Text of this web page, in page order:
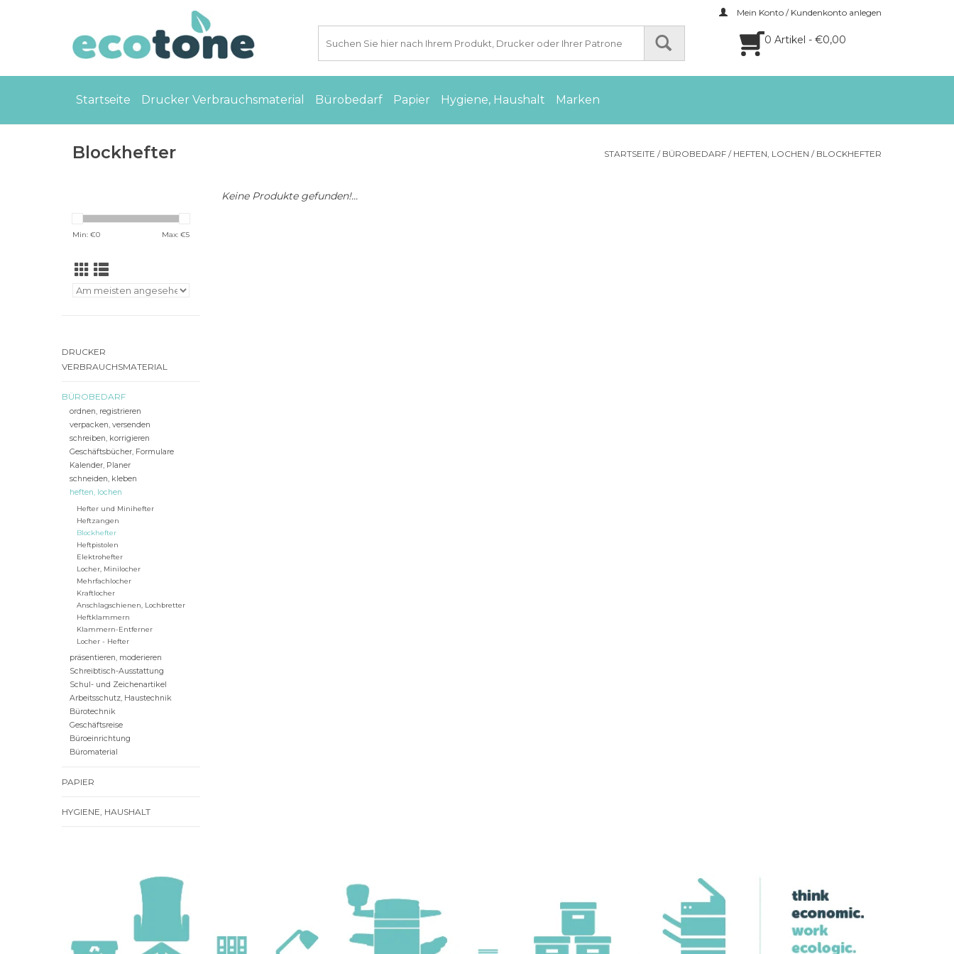
Mein Konto / Kundenkonto anlegen
0 Artikel - €0,00
Startseite Drucker Verbrauchsmaterial Bürobedarf Papier Hygiene, Haushalt Marken
Blockhefter STARTSEITE / BÜROBEDARF / HEFTEN, LOCHEN / BLOCKHEFTER
Min: €0 Max: €5
DRUCKER
VERBRAUCHSMATERIAL
BÜROBEDARF
ordnen, registrieren
verpacken, versenden
schreiben, korrigieren
Geschäftsbücher, Formulare
Kalender, Planer
schneiden, kleben
heften, lochen
Hefter und Minihefter
Heftzangen
Blockhefter
Heftpistolen
Elektrohefter
Locher, Minilocher
Mehrfachlocher
Kraftlocher
Anschlagschienen, Lochbretter
Heftklammern
Klammern-Entferner
Locher - Hefter
präsentieren, moderieren
Schreibtisch-Ausstattung
Schul- und Zeichenartikel
Arbeitsschutz, Haustechnik
Bürotechnik
Geschäftsreise
Büroeinrichtung
Büromaterial
PAPIER
HYGIENE, HAUSHALT
Keine Produkte gefunden!...